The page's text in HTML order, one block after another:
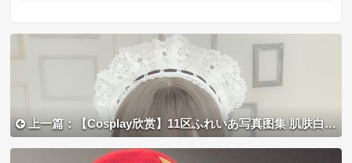
上一篇：【Cosplay欣赏】11区ふれいあ写真图集 肌肤白嫩无暇清秀自然